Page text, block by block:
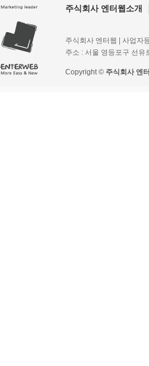
주식회사 엔터웹소개
주식회사 엔터웹 | 사업자
주소 : 서울 영등포구 선
Copyright © 주식회사 엔